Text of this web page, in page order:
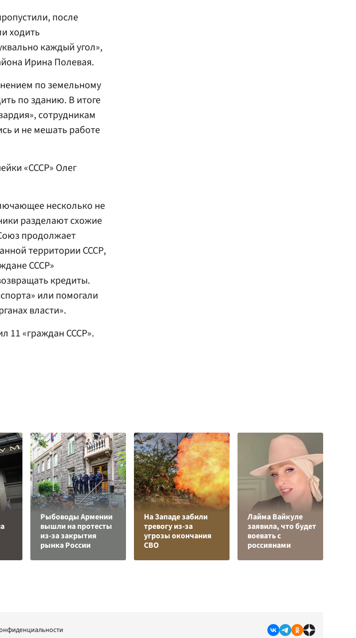
после
ходить
каждый угол»,
Ирина Полевая.
по земельному
по зданию. В итоге
сотрудникам
и не мешать работе
«СССР» Олег
несколько не
разделают схожие
продолжает
территории СССР,
СССР»
кредиты.
или помогали
власти».
11 «граждан СССР».
Рыбоводы Армении
вышли на протесты
из-за закрытия
рынка России
На Западе забили
тревогу из-за
угрозы окончания
СВО
Лайма Вайкуле
заявила, что будет
воевать с
россиянами